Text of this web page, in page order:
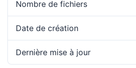
Nombre de fichiers
Date de création
Dernière mise à jour